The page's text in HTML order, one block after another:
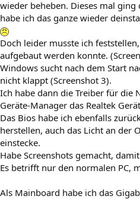
wieder beheben. Dieses mal
habe ich das ganze wieder
Doch leider musste ich
aufgebaut werden konnte.
Windows sucht nach dem Start
nicht klappt (Screenshot 3).
Ich habe dann die Treiber für die
Geräte-Manager das Realtek
Das Bios habe ich ebenfalls
herstellen, auch das Licht an der
einstecke.
Habe Screenshots gemacht,
Es betrifft nur den normalen PC,
Als Mainboard habe ich das